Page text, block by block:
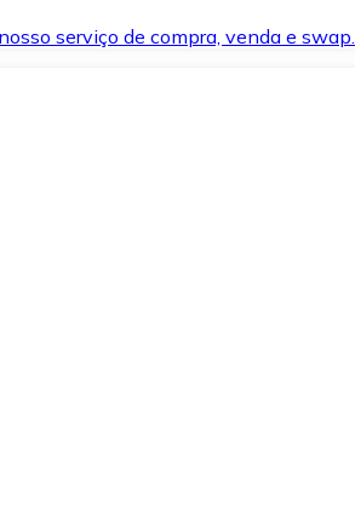
serviço de compra, venda e swap.